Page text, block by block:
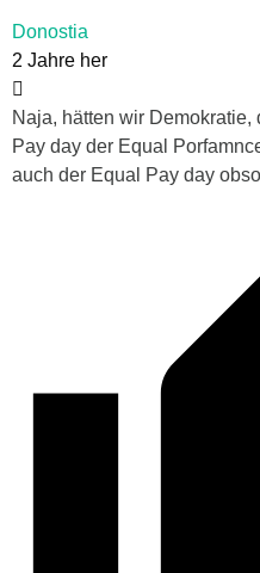
Donostia
2 Jahre her
Naja, hätten wir Demokratie,
Pay day der Equal
auch der Equal Pay day